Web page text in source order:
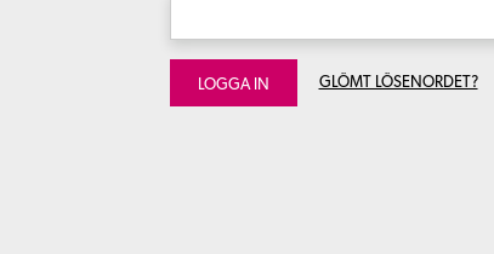
LOGGA IN GLÖMT LÖSENORDET?